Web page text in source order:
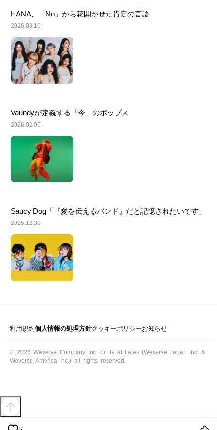
HANA、「No」から花開かせた肯定の言語
2026.03.10
Vaundyが定義する「今」のポップス
2026.02.05
Saucy Dog「『愛を伝えるバンド』だと記憶されたいです」
2025.12.30
利用規約個人情報の処理方針クッキーポリシーお知らせ
© 2026 Weverse Company Inc. or its affiliates (Weverse Japan Inc. &
Weverse America Inc.) all rights reserved.